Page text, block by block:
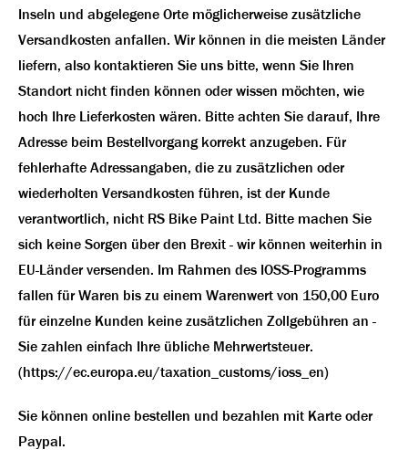
Inseln und abgelegene Orte möglicherweise zusätzliche
Versandkosten anfallen. Wir können in die meisten Länder
liefern, also kontaktieren Sie uns bitte, wenn Sie Ihren
Standort nicht finden können oder wissen möchten, wie
hoch Ihre Lieferkosten wären. Bitte achten Sie darauf, Ihre
Adresse beim Bestellvorgang korrekt anzugeben. Für
fehlerhafte Adressangaben, die zu zusätzlichen oder
wiederholten Versandkosten führen, ist der Kunde
verantwortlich, nicht RS Bike Paint Ltd. Bitte machen Sie
sich keine Sorgen über den Brexit - wir können weiterhin in
EU-Länder versenden. Im Rahmen des IOSS-Programms
fallen für Waren bis zu einem Warenwert von 150,00 Euro
für einzelne Kunden keine zusätzlichen Zollgebühren an -
Sie zahlen einfach Ihre übliche Mehrwertsteuer.
(https://ec.europa.eu/taxation_customs/ioss_en)
Sie können online bestellen und bezahlen mit Karte oder
Paypal.